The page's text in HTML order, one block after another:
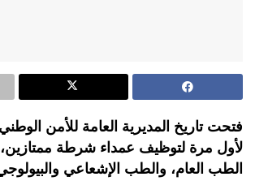
فتحت تاريخ المديرية العامة للأمن
لأول مرة لتوظيف عمداء شرطة
الطب العام، والطب الإشعاعي